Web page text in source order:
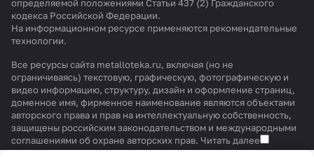
определяемой положениями Статьи 437 (2) Гражданского
кодекса Российской Федерации.
На информационном ресурсе применяются рекомендательные
технологии.
Все ресурсы сайта metalloteka.ru, включая (но не
ограничиваясь) текстовую, графическую, фотографическую и
видео информацию, структуру, дизайн и оформление страниц,
доменное имя, фирменное наименование являются объектами
авторского права и прав на интеллектуальную собственность,
защищены российским законодательством и международными
соглашениями об охране авторских прав. Читать далее